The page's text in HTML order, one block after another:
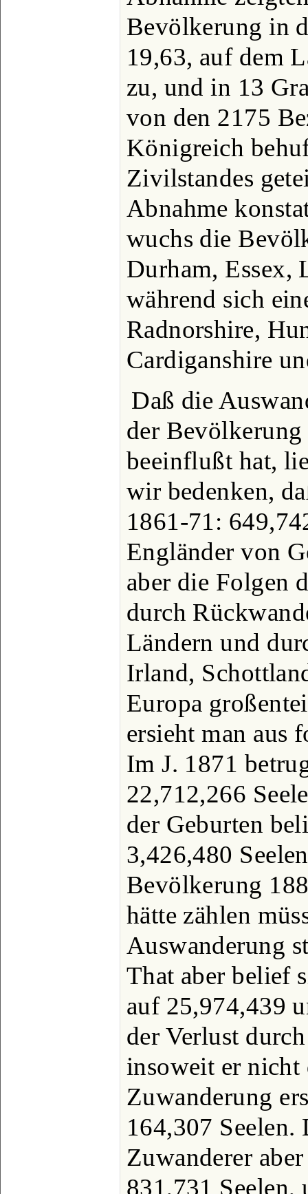
Bevölkerung in
19,63, auf dem
zu, und in 13
von den 2175
Königreich
Zivilstandes
Abnahme
wuchs die
Durham, Essex,
während sich
Radnorshire,
Cardiganshire
Daß die
der
beeinflußt hat,
wir bedenken,
1861-71:
Engländer von
aber die Folgen
durch
Ländern und
Irland,
Europa
ersieht man aus
Im J. 1871
22,712,266
der Geburten
3,426,480
Bevölkerung
hätte zählen
Auswanderung
That aber belief
auf 25,974,439
der Verlust
insoweit er
Zuwanderung
164,307
Zuwanderer
831,731 Seelen,